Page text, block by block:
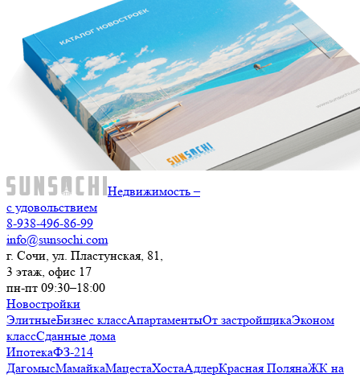
Недвижимость –
с удовольствием
8-938-496-86-99
info@sunsochi.com
г. Сочи, ул. Пластунская, 81,
3 этаж, офис 17
пн-пт 09:30–18:00
Новостройки
ЭлитныеБизнес классАпартаментыОт застройщикаЭконом
классСданные дома
ИпотекаФЗ-214
ДагомысМамайкаМацестаХостаАдлерКрасная ПолянаЖК на